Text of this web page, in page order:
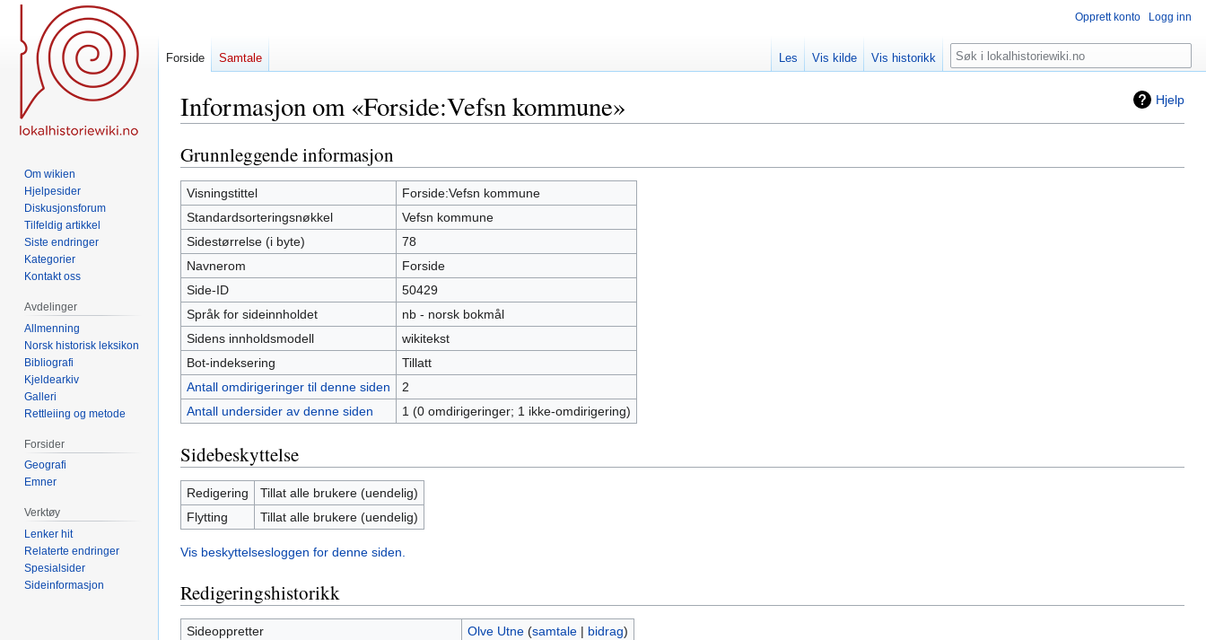
Hjelp
Informasjon om «Forside:Vefsn kommune»
Hopp
til
navigering
Hopp
til
søk
Grunnleggende informasjon
Visningstittel
Forside:Vefsn kommune
Standardsorteringsnøkkel
Vefsn kommune
Sidestørrelse (i byte)
78
Navnerom
Forside
Side-ID
50429
Språk for sideinnholdet
nb - norsk bokmål
Sidens innholdsmodell
wikitekst
Bot-indeksering
Tillatt
Antall omdirigeringer til denne siden
2
Antall undersider av denne siden
1 (0 omdirigeringer; 1 ikke-omdirigering)
Sidebeskyttelse
Redigering
Tillat alle brukere (uendelig)
Flytting
Tillat alle brukere (uendelig)
Vis beskyttelsesloggen for denne siden.
Redigeringshistorikk
Sideoppretter Olve Utne (samtale| bidrag)
Opprett konto Logg inn
Forside Samtale Les Vis kilde Vis historikk Søk
Om wikien
Hjelpesider
Diskusjonsforum
Tilfeldig artikkel
Siste endringer
Kategorier
Kontakt oss
Avdelinger
Allmenning
Norsk historisk leksikon
Bibliografi
Kjeldearkiv
Galleri
Rettleiing og metode
Forsider
Geografi
Emner
Verktøy
Lenker hit
Relaterte endringer
Spesialsider
Sideinformasjon